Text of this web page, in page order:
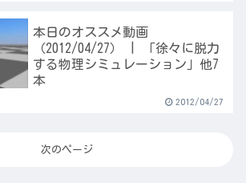
本日のオススメ動画
（2012/04/27） | 「徐々に脱力
する物理シミュレーション」他7
本
2012/04/27
次のページ